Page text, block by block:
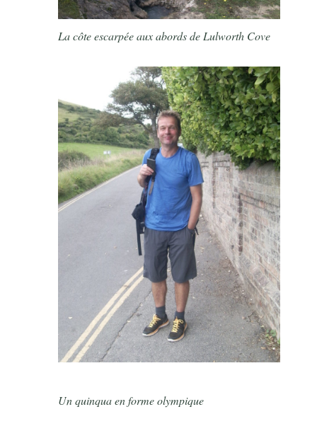
La côte escarpée aux abords de Lulworth Cove
Un quinqua en forme olympique